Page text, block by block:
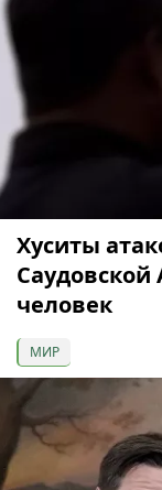
Хуситы
Саудовской
человек
МИР